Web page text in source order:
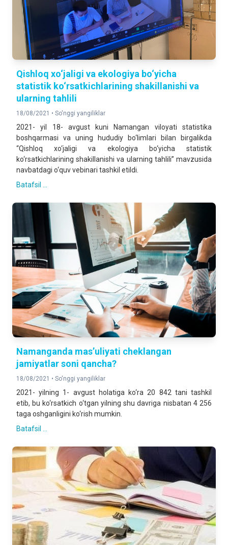
Qishloq xo‘jaligi va ekologiya bo‘yicha
statistik ko‘rsatkichlarining shakillanishi va
ularning tahlili
18/08/2021 • So'nggi yangiliklar
2021- yil 18- avgust kuni Namangan viloyati statistika
boshqarmasi va uning hududiy bo‘limlari bilan birgalikda
“Qishloq xo‘jaligi va ekologiya bo‘yicha statistik
ko‘rsatkichlarining shakillanishi va ularning tahlili” mavzusida
navbatdagi o‘quv vebinari tashkil etildi.
Batafsil ...
Namanganda mas’uliyati cheklangan
jamiyatlar soni qancha?
18/08/2021 • So'nggi yangiliklar
2021- yilning 1- avgust holatiga ko‘ra 20 842 tani tashkil
etib, bu ko‘rsatkich o‘tgan yilning shu davriga nisbatan 4 256
taga oshganligini ko‘rish mumkin.
Batafsil ...